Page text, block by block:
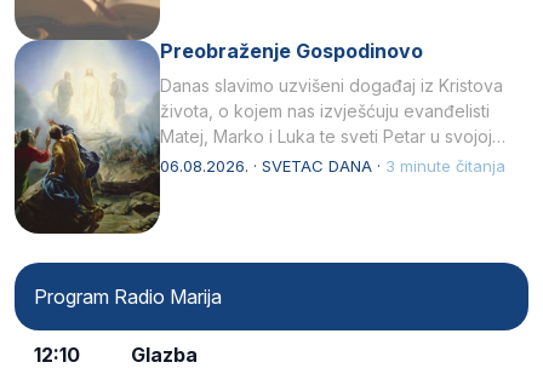
Preobraženje Gospodinovo
Danas slavimo uzvišeni događaj iz Kristova
života, o kojem nas izvješćuju evanđelisti
Matej, Marko i Luka te sveti Petar u svojoj
drugoj…
06.08.2026. · SVETAC DANA · 3 minute čitanja
Program Radio Marija
12:10 Glazba